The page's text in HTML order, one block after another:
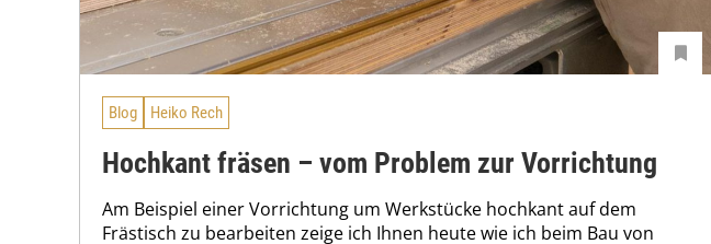
Blog Heiko Rech
Hochkant fräsen – vom Problem zur Vorrichtung
Am Beispiel einer Vorrichtung um Werkstücke hochkant auf dem
Frästisch zu bearbeiten zeige ich Ihnen heute wie ich beim Bau von